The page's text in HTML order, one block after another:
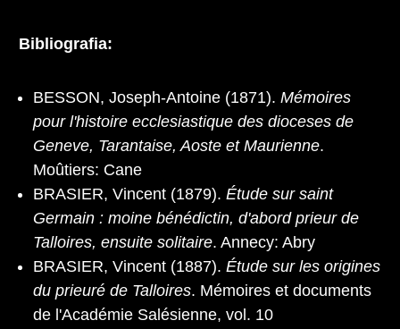
Bibliografia:
BESSON, Joseph-Antoine (1871). Mémoires
pour l'histoire ecclesiastique des dioceses de
Geneve, Tarantaise, Aoste et Maurienne.
Moûtiers: Cane
BRASIER, Vincent (1879). Étude sur saint
Germain : moine bénédictin, d'abord prieur de
Talloires, ensuite solitaire. Annecy: Abry
BRASIER, Vincent (1887). Étude sur les origines
du prieuré de Talloires. Mémoires et documents
de l'Académie Salésienne, vol. 10